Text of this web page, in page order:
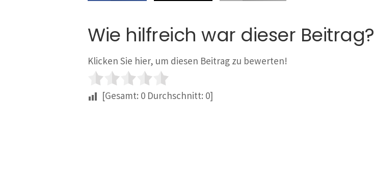
Wie hilfreich war dieser Beitrag?
Klicken Sie hier, um diesen Beitrag zu bewerten!
[Gesamt: 0 Durchschnitt: 0]